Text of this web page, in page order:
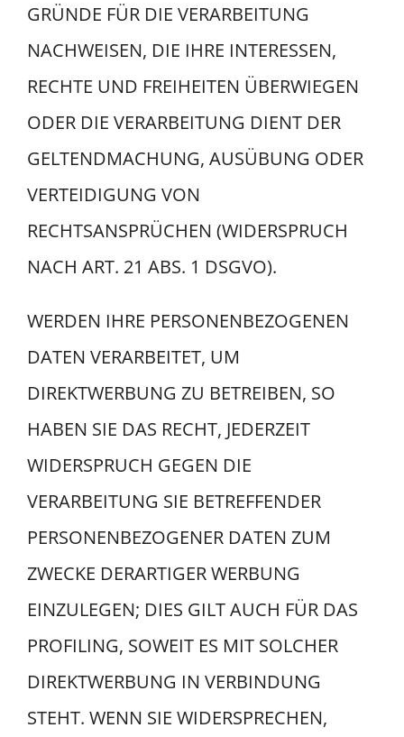
GRÜNDE FÜR DIE VERARBEITUNG
NACHWEISEN, DIE IHRE INTERESSEN,
RECHTE UND FREIHEITEN ÜBERWIEGEN
ODER DIE VERARBEITUNG DIENT DER
GELTENDMACHUNG, AUSÜBUNG ODER
VERTEIDIGUNG VON
RECHTSANSPRÜCHEN (WIDERSPRUCH
NACH ART. 21 ABS. 1 DSGVO).
WERDEN IHRE PERSONENBEZOGENEN
DATEN VERARBEITET, UM
DIREKTWERBUNG ZU BETREIBEN, SO
HABEN SIE DAS RECHT, JEDERZEIT
WIDERSPRUCH GEGEN DIE
VERARBEITUNG SIE BETREFFENDER
PERSONENBEZOGENER DATEN ZUM
ZWECKE DERARTIGER WERBUNG
EINZULEGEN; DIES GILT AUCH FÜR DAS
PROFILING, SOWEIT ES MIT SOLCHER
DIREKTWERBUNG IN VERBINDUNG
STEHT. WENN SIE WIDERSPRECHEN,